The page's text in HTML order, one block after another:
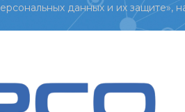
данных и их защите»,